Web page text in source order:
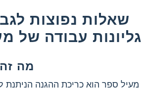
שאלות נפוצות
גליונות עבודה של
מה
מעיל ספר הוא כריכת ההגנה